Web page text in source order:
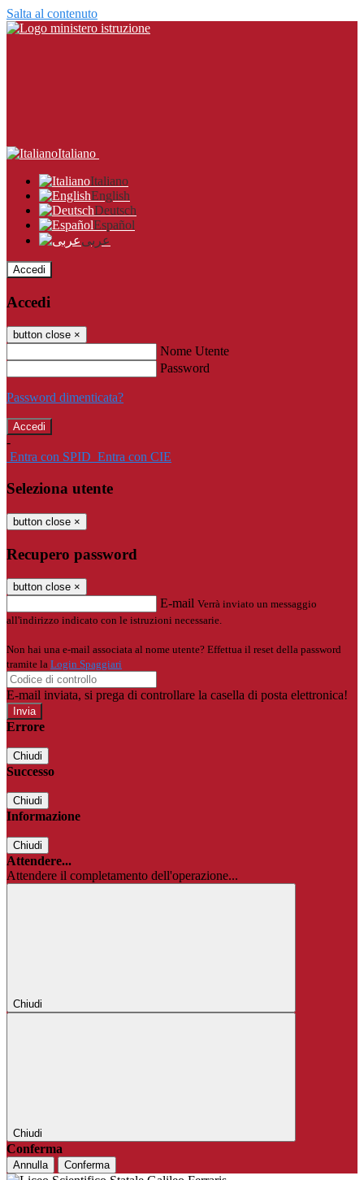
Salta al contenuto
Italiano
Italiano
English
Deutsch
Español
عربى
Accedi
Accedi
button close ×
Nome Utente
Password
Password dimenticata?
-
Entra con SPID Entra con CIE
Seleziona utente
button close ×
Recupero password
button close ×
E-mail Verrà inviato un messaggio
all'indirizzo indicato con le istruzioni necessarie.
Non hai una e-mail associata al nome utente? Effettua il reset della password
tramite la Login Spaggiari
E-mail inviata, si prega di controllare la casella di posta elettronica!
Errore
Chiudi
Successo
Chiudi
Informazione
Chiudi
Attendere...
Attendere il completamento dell'operazione...
Chiudi
Chiudi
Conferma
Annulla Conferma